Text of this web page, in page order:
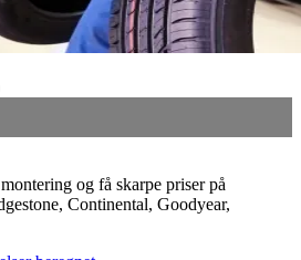
og få skarpe priser på
Continental, Goodyear,